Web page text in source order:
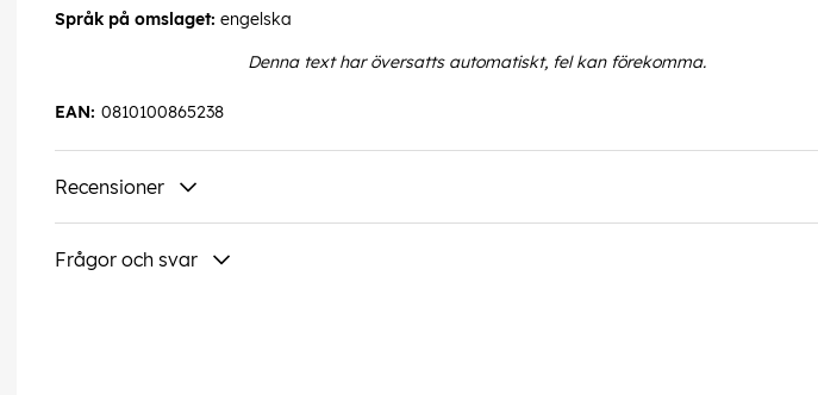
Språk på omslaget: engelska
Denna text har översatts automatiskt, fel kan förekomma.
0810100865238
EAN:
Recensioner
Frågor och svar